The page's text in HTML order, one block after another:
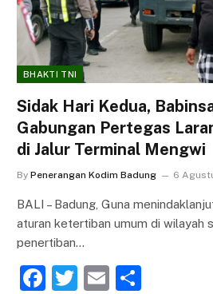
BHAKTI TNI
Sidak Hari Kedua,
Gabungan Pertegas
di Jalur Terminal Mengwi
By Penerangan Kodim Badung 6
BALI – Badung, Guna
aturan ketertiban umum di wilayah
penertiban…
F
T
E